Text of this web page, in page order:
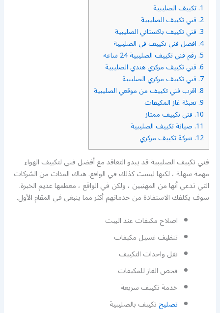
1. تكييف الصليبية
2. فني تكييف الصليبية
3. فني تكييف باكستاني الصليبية
4. افضل فني تكييف في الصليبية
5. رقم فني تكييف الصليبية 24 ساعه
6. فني تكييف مركزي هندي الصليبية
7. فني تكييف مركزي الصليبية
8. اقرب فني تكييف من موقعي الصليبية
9. تعبئة غاز المكيفات
10. فني تكييف ممتاز
11. صيانة تكييف الصليبية
12. شركة تكييف مركزي
فني تكييف الصليبية قد يبدو التعاقد مع أفضل فني لتكييف الهواء
مهمة سهلة ، لكنها ليست كذلك في الواقع. هناك المئات من الشركات
التي تدعي أنها من المهنيين ، ولكن في الواقع ، معظمها عديم الخبرة.
سوف يكلفك الاستفادة من خدماتهم أكثر مما ينبغي في المقام الأول.
اصلاح مكيفات عند البيت
تنظيف غسيل مكيفات
نقل واحدات التكييف
فحص الغاز للمكيفات
خدمة تكييف سريعة
تصليحتكييف بالصليبية